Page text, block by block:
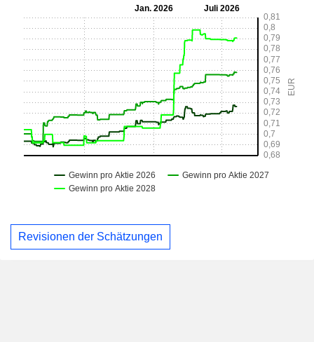
Revisionen der Schätzungen